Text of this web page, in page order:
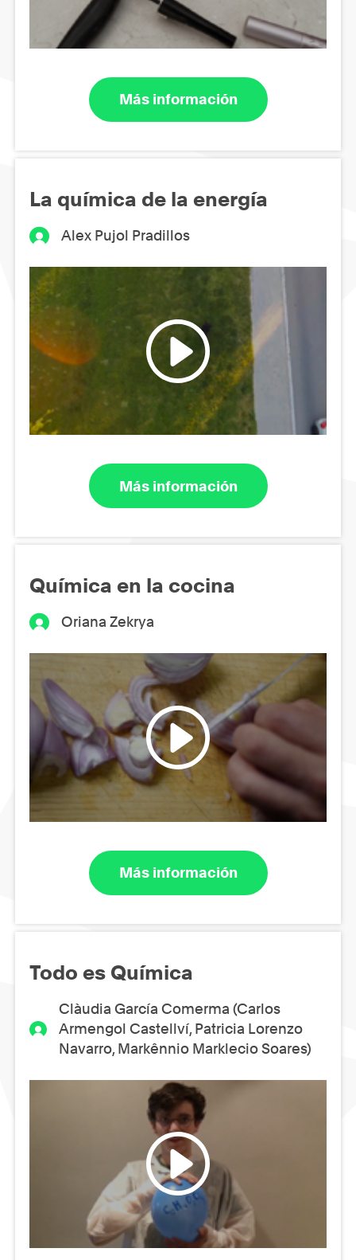
Más información
La química de la energía
Alex Pujol Pradillos
Más información
Química en la cocina
Oriana Zekrya
Más información
Todo es Química
Clàudia García Comerma (Carlos
Armengol Castellví, Patricia Lorenzo
Navarro, Markênnio Marklecio Soares)